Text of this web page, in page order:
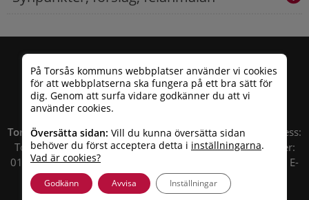
På Torsås kommuns webbplatser använder vi cookies
för att webbplatserna ska fungera på ett bra sätt för
dig. Genom att surfa vidare godkänner du att vi
använder cookies.
Översätta sidan: Vill du kunna översätta sidan
behöver du först acceptera detta i inställningarna.
Vad är cookies?
Godkänn Avvisa Inställningar
Torsås kommun| Besöksadress: Allfargatan 26 | Postadress:
Torsås kommun, Box 503, 385 25 Torsås Telefonnummer:
010 – 35 33 100 | Organisationsnummer: 212000-0696 | E-
post:info@torsas.se|Tillgänglighetsredogörelse